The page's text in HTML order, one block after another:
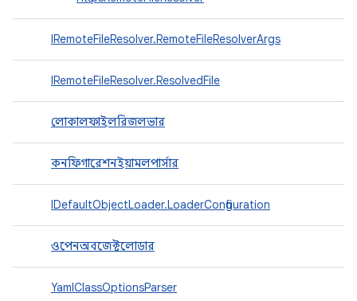
IRemoteFileResolver.RemoteFileResolverArgs
IRemoteFileResolver.ResolvedFile
লোকালফাইলরিজলভার
কনফিগারেশনইয়ামলপার্সার
IDefaultObjectLoader.LoaderConfiguration
ওপেনঅবজেক্টলোডার
YamlClassOptionsParser